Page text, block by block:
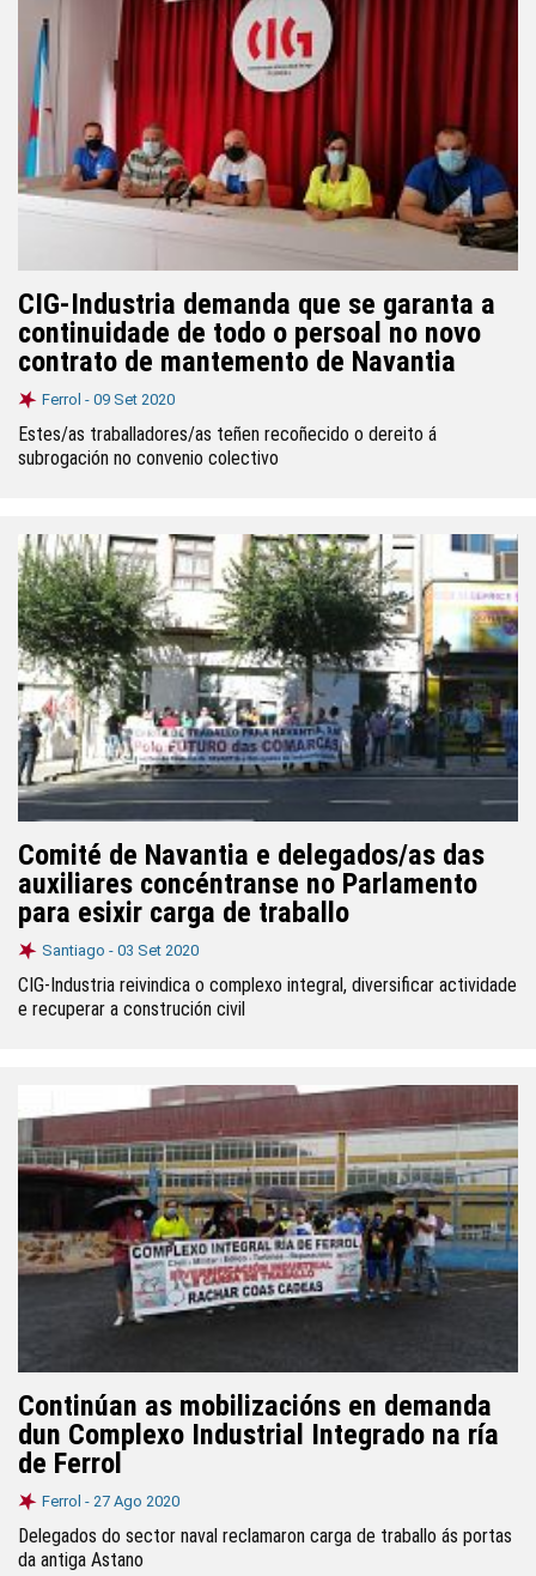
CIG-Industria demanda que se garanta a
continuidade de todo o persoal no novo
contrato de mantemento de Navantia
Ferrol - 09 Set 2020
Estes/as traballadores/as teñen recoñecido o dereito á
subrogación no convenio colectivo
Comité de Navantia e delegados/as das
auxiliares concéntranse no Parlamento
para esixir carga de traballo
Santiago - 03 Set 2020
CIG-Industria reivindica o complexo integral, diversificar actividade
e recuperar a construción civil
Continúan as mobilizacións en demanda
dun Complexo Industrial Integrado na ría
de Ferrol
Ferrol - 27 Ago 2020
Delegados do sector naval reclamaron carga de traballo ás portas
da antiga Astano